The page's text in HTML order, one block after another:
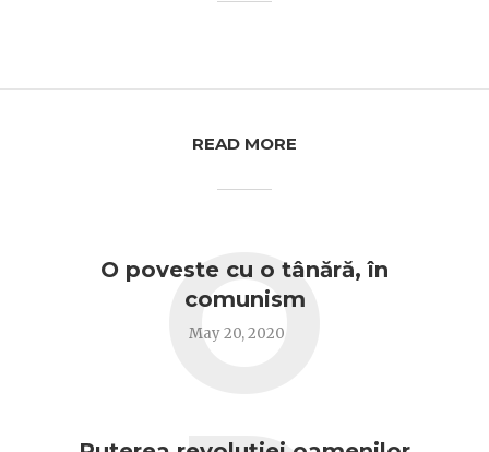
READ MORE
O poveste cu o tânără, în
comunism
May 20, 2020
O